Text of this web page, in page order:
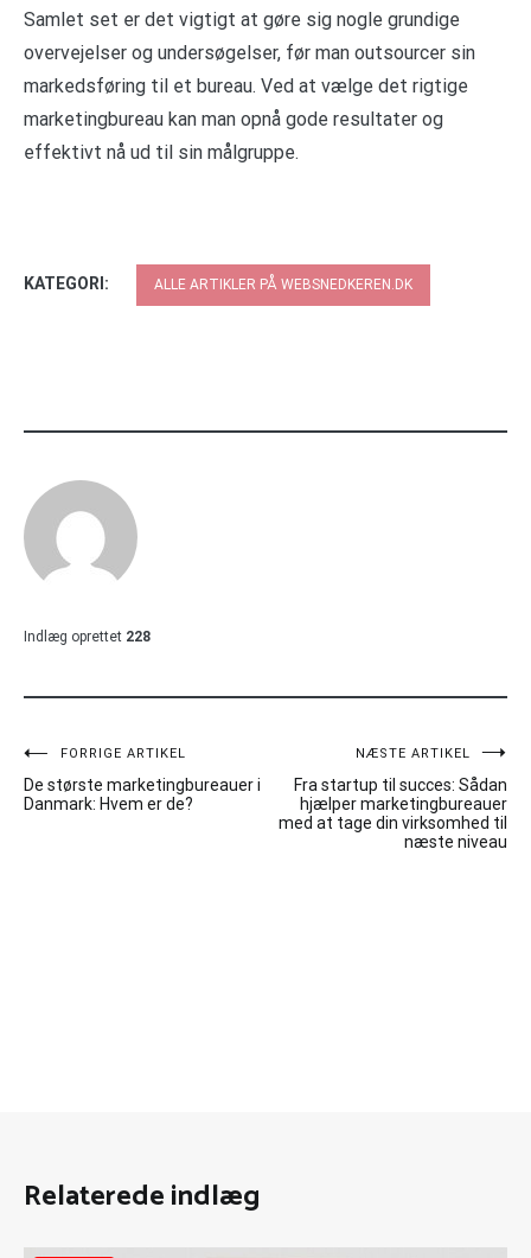
Samlet set er det vigtigt at gøre sig nogle grundige
overvejelser og undersøgelser, før man outsourcer sin
markedsføring til et bureau. Ved at vælge det rigtige
marketingbureau kan man opnå gode resultater og
effektivt nå ud til sin målgruppe.
KATEGORI: ALLE ARTIKLER PÅ WEBSNEDKEREN.DK
Indlæg oprettet 228
Indlægsnavigation
FORRIGE ARTIKEL
De største marketingbureauer i
Danmark: Hvem er de?
NÆSTE ARTIKEL
Fra startup til succes: Sådan
hjælper marketingbureauer
med at tage din virksomhed til
næste niveau
Relaterede indlæg